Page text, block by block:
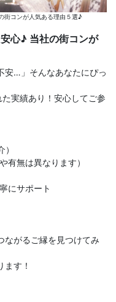
街コンが人気ある理由５選♪
心♪ 当社の街コンが
安…」そんなあなたにぴっ
実績あり！安心してご参
無は異なります）
にサポート
ながるご縁を見つけてみ
す！